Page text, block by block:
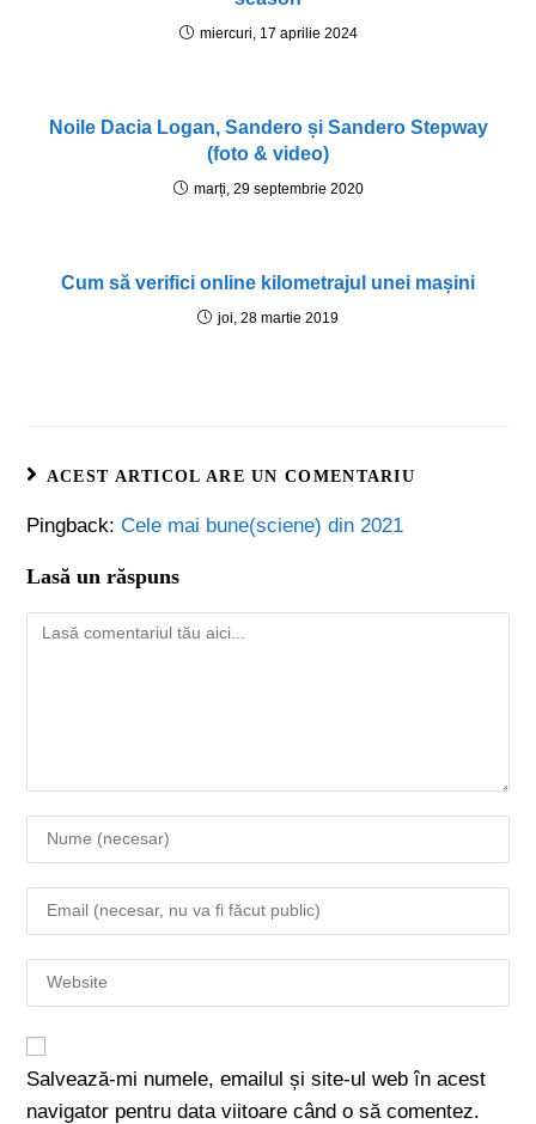
miercuri, 17 aprilie 2024
Noile Dacia Logan, Sandero și Sandero Stepway
(foto & video)
marți, 29 septembrie 2020
Cum să verifici online kilometrajul unei mașini
joi, 28 martie 2019
ACEST ARTICOL ARE UN COMENTARIU
Pingback:Cele mai bune(sciene) din 2021
Lasă un răspuns
Salvează-mi numele, emailul și site-ul web în acest
navigator pentru data viitoare când o să comentez.